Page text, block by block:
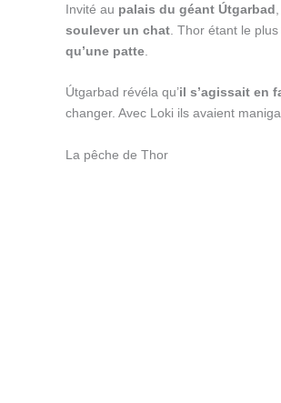
Invité au palais du géant Útgarbad
soulever un chat . Thor étant le
qu’une patte
Útgarbad révéla qu’il s’agissait en
changer. Avec Loki ils avaient
La pêche de Thor